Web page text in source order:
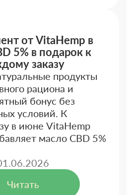
от VitaHemp в
5% в подарок к
заказу
продукты
рациона и
бонус без
условий. К
в июне VitaHemp
масло CBD 5%
Читать